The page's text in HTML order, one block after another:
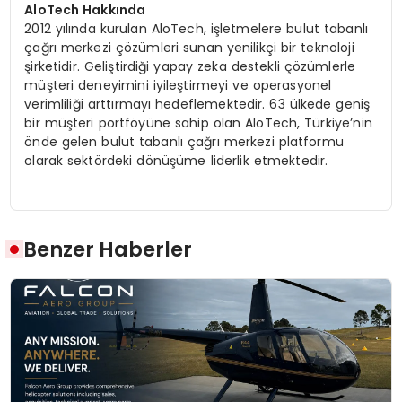
AloTech Hakkında
2012 yılında kurulan AloTech, işletmelere bulut tabanlı
çağrı merkezi çözümleri sunan yenilikçi bir teknoloji
şirketidir. Geliştirdiği yapay zeka destekli çözümlerle
müşteri deneyimini iyileştirmeyi ve operasyonel
verimliliği arttırmayı hedeflemektedir. 63 ülkede geniş
bir müşteri portföyüne sahip olan AloTech, Türkiye’nin
önde gelen bulut tabanlı çağrı merkezi platformu
olarak sektördeki dönüşüme liderlik etmektedir.
Benzer Haberler